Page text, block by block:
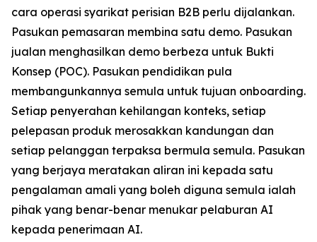
cara operasi syarikat perisian B2B perlu dijalankan.
Pasukan pemasaran membina satu demo. Pasukan
jualan menghasilkan demo berbeza untuk Bukti
Konsep (POC). Pasukan pendidikan pula
membangunkannya semula untuk tujuan onboarding.
Setiap penyerahan kehilangan konteks, setiap
pelepasan produk merosakkan kandungan dan
setiap pelanggan terpaksa bermula semula. Pasukan
yang berjaya meratakan aliran ini kepada satu
pengalaman amali yang boleh diguna semula ialah
pihak yang benar-benar menukar pelaburan AI
kepada penerimaan AI.